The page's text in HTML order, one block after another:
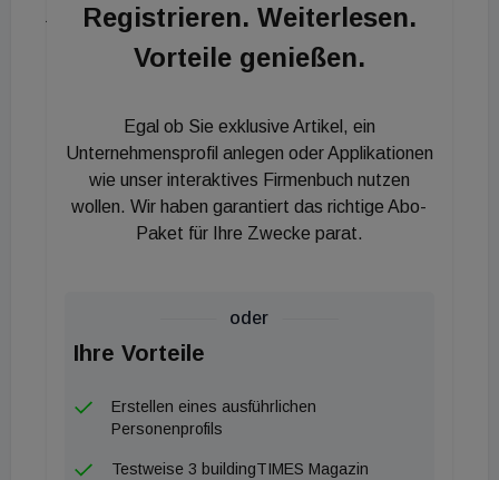
jedenfalls erhöht.“
Claudia Dankl ist auch stellvertretende
Österreichischen Zementindustrie. In der VÖZ leitet
Cornelia Bauer wichtige Forschungsprojekte und die
Bereiche Produktqualität und Arbeitssicherheit.
2021 wurde die Chemieingenieurin mit
Weiterentwicklung von Spritzbeton ausgezeichnet.
Forschungsinstitution der VÖZ und TU Wien, ist der
Frauenanteil hoch. Tanja Manninger ist Leiterin des
Fachbereichs Forschung, der zur Hälfte aus
Registrieren. Weiterlesen.
Vorteile genießen.
Egal ob Sie exklusive Artikel, ein
Unternehmensprofil anlegen oder Applikationen
wie unser interaktives Firmenbuch nutzen
wollen. Wir haben garantiert das richtige Abo-
Paket für Ihre Zwecke parat.
oder
Ihre Vorteile
Erstellen eines ausführlichen
Personenprofils
Testweise 3 buildingTIMES Magazin